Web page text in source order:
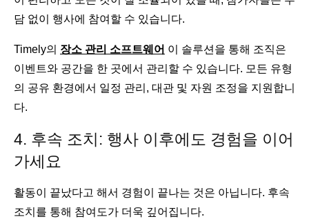
담 없이 행사에 참여할 수 있습니다.
Timely의 장소 관리 소프트웨어 이 솔루션을 통해 조직은
이벤트와 공간을 한 곳에서 관리할 수 있습니다. 모든 유형
의 공유 환경에서 일정 관리, 대관 및 자원 조정을 지원합니
다.
4. 후속 조치: 행사 이후에도 경험을 이어
가세요
활동이 끝났다고 해서 경험이 끝나는 것은 아닙니다. 후속
조치를 통해 참여도가 더욱 깊어집니다.